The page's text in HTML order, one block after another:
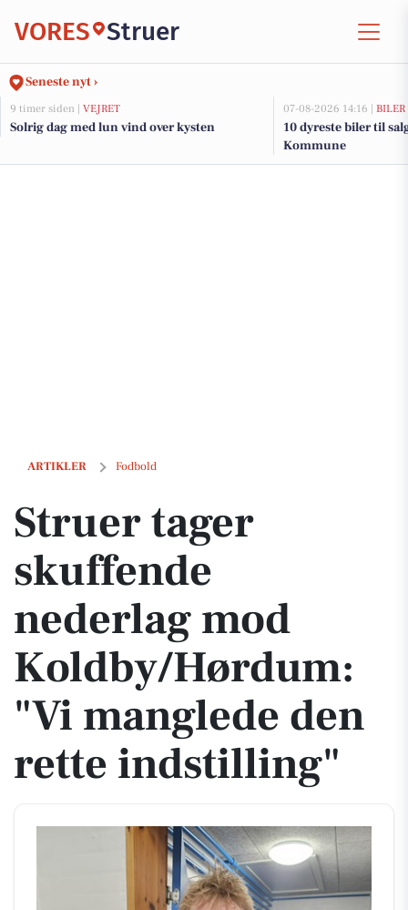
VORES Struer
Seneste nyt ›
9 timer siden | VEJRET
Solrig dag med lun vind over kysten
07-08-2026 14:16 | BILER
10 dyreste biler til
Kommune
ARTIKLER Fodbold
Struer tager skuffende nederlag mod Koldby/Hørdum: "Vi
Struer tager
skuffende
nederlag mod
Koldby/Hørdum:
"Vi manglede den
rette indstilling"